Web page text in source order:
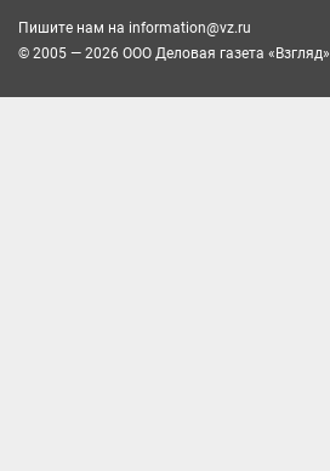
Пишите нам на information@vz.ru
© 2005 — 2026 ООО Деловая газета «Взгляд»